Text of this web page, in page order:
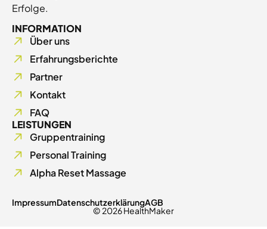
Erfolge.
INFORMATION
Über uns
Erfahrungsberichte
Partner
Kontakt
FAQ
LEISTUNGEN
Gruppentraining
Personal Training
Alpha Reset Massage
© 2026 HealthMaker
ImpressumDatenschutzerklärungAGB